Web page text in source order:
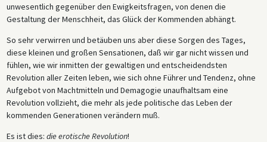
unwesentlich gegenüber den Ewigkeitsfragen, von denen die
Gestaltung der Menschheit, das Glück der Kommenden abhängt.
So sehr verwirren und betäuben uns aber diese Sorgen des Tages,
diese kleinen und großen Sensationen, daß wir gar nicht wissen und
fühlen, wie wir inmitten der gewaltigen und entscheidendsten
Revolution aller Zeiten leben, wie sich ohne Führer und Tendenz, ohne
Aufgebot von Machtmitteln und Demagogie unaufhaltsam eine
Revolution vollzieht, die mehr als jede politische das Leben der
kommenden Generationen verändern muß.
Es ist dies: die erotische Revolution!